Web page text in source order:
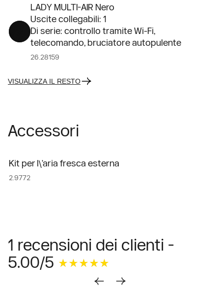
LADY MULTI-AIR Nero
Uscite collegabili: 1
Di serie: controllo tramite Wi-Fi,
telecomando, bruciatore autopulente
26.28159
VISUALIZZA IL RESTO
Accessori
Kit per l\'aria fresca esterna
2.9772
1 recensioni dei clienti -
5.00/5 ★★★★★
★★★★★